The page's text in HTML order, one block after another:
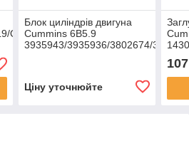
QSK19
Блок циліндрів двигуна
Cummins 6B5.9
3935943/3935936/3802674/
Ціну уточнюйте
107